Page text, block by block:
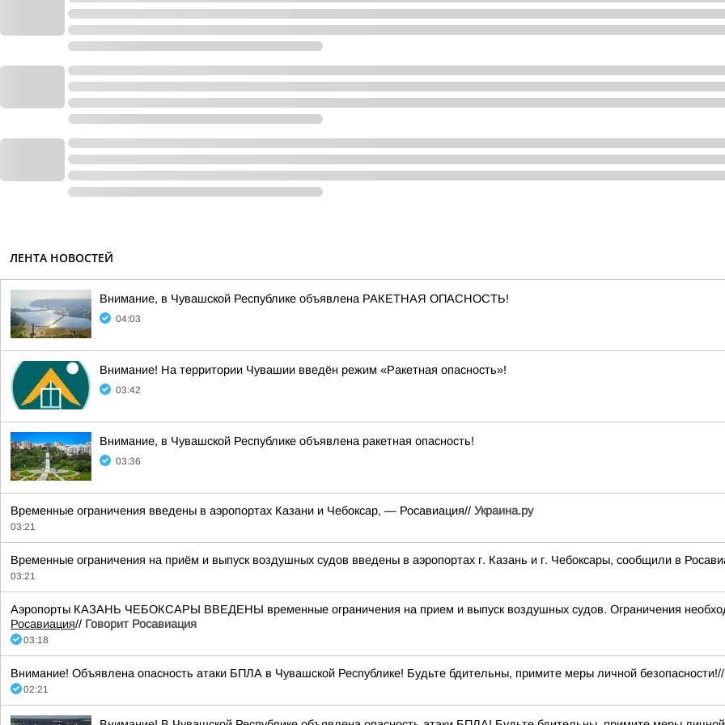
ЛЕНТА НОВОСТЕЙ
Внимание, в Чувашской Республике объявлена РАКЕТНАЯ ОПАСНОСТЬ!
04:03
Внимание! На территории Чувашии введён режим «Ракетная опасность»!
03:42
Внимание, в Чувашской Республике объявлена ракетная опасность!
03:36
Временные ограничения введены в аэропортах Казани и Чебоксар, — Росавиация// Украина.ру
03:21
Временные ограничения на приём и выпуск воздушных судов введены в аэропортах г. Казань и г. Чебоксары, сообщили в
03:21
Аэропорты КАЗАНЬ ЧЕБОКСАРЫ ВВЕДЕНЫ временные ограничения на прием и выпуск воздушных судов. Ограничения
Росавиация// Говорит Росавиация
03:18
Внимание! Объявлена опасность атаки БПЛА в Чувашской Республике! Будьте бдительны, примите меры личной
02:21